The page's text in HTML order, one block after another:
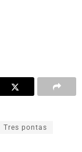
Tres pontas